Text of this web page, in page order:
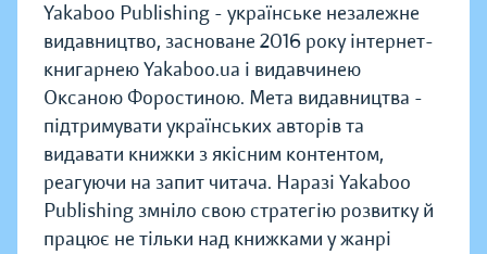
Yakaboo Publishing - українське незалежне
видавництво, засноване 2016 року інтернет-
книгарнею Yakaboo.ua і видавчинею
Оксаною Форостиною. Мета видавництва -
підтримувати українських авторів та
видавати книжки з якісним контентом,
реагуючи на запит читача. Наразі Yakaboo
Publishing змніло свою стратегію розвитку й
працює не тільки над книжками у жанрі